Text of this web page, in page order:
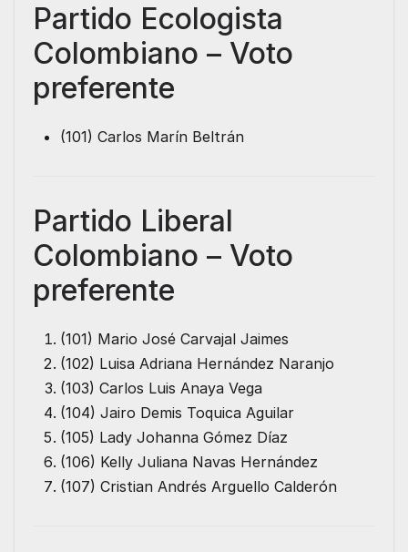
Partido Ecologista
Colombiano – Voto
preferente
(101) Carlos Marín Beltrán
Partido Liberal
Colombiano – Voto
preferente
(101) Mario José Carvajal Jaimes
(102) Luisa Adriana Hernández Naranjo
(103) Carlos Luis Anaya Vega
(104) Jairo Demis Toquica Aguilar
(105) Lady Johanna Gómez Díaz
(106) Kelly Juliana Navas Hernández
(107) Cristian Andrés Arguello Calderón